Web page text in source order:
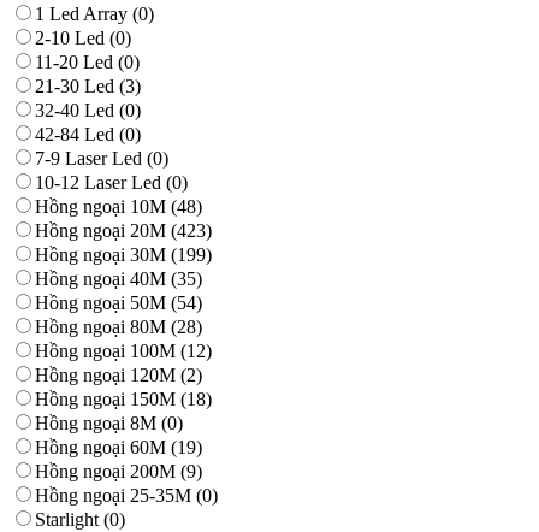
1 Led Array (0)
2-10 Led (0)
11-20 Led (0)
21-30 Led (3)
32-40 Led (0)
42-84 Led (0)
7-9 Laser Led (0)
10-12 Laser Led (0)
Hồng ngoại 10M (48)
Hồng ngoại 20M (423)
Hồng ngoại 30M (199)
Hồng ngoại 40M (35)
Hồng ngoại 50M (54)
Hồng ngoại 80M (28)
Hồng ngoại 100M (12)
Hồng ngoại 120M (2)
Hồng ngoại 150M (18)
Hồng ngoại 8M (0)
Hồng ngoại 60M (19)
Hồng ngoại 200M (9)
Hồng ngoại 25-35M (0)
Starlight (0)